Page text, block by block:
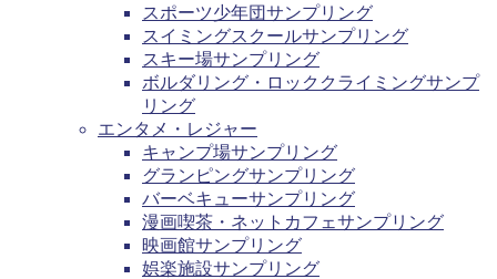
スポーツ少年団サンプリング
スイミングスクールサンプリング
スキー場サンプリング
ボルダリング・ロッククライミングサンプ
リング
エンタメ・レジャー
キャンプ場サンプリング
グランピングサンプリング
バーベキューサンプリング
漫画喫茶・ネットカフェサンプリング
映画館サンプリング
娯楽施設サンプリング